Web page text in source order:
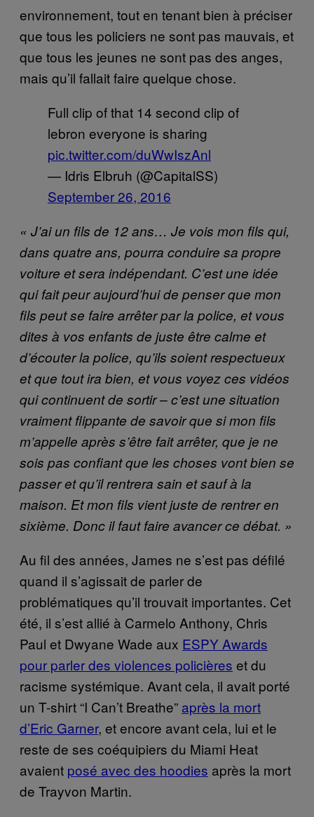
environnement, tout en tenant bien à préciser
que tous les policiers ne sont pas mauvais, et
que tous les jeunes ne sont pas des anges,
mais qu’il fallait faire quelque chose.
Full clip of that 14 second clip of
lebron everyone is sharing
pic.twitter.com/duWwIszAnl
— Idris Elbruh (@CapitalSS)
September 26, 2016
« J’ai un fils de 12 ans… Je vois mon fils qui,
dans quatre ans, pourra conduire sa propre
voiture et sera indépendant. C’est une idée
qui fait peur aujourd’hui de penser que mon
fils peut se faire arrêter par la police, et vous
dites à vos enfants de juste être calme et
d’écouter la police, qu’ils soient respectueux
et que tout ira bien, et vous voyez ces vidéos
qui continuent de sortir – c’est une situation
vraiment flippante de savoir que si mon fils
m’appelle après s’être fait arrêter, que je ne
sois pas confiant que les choses vont bien se
passer et qu’il rentrera sain et sauf à la
maison. Et mon fils vient juste de rentrer en
sixième. Donc il faut faire avancer ce débat. »
Au fil des années, James ne s’est pas défilé
quand il s’agissait de parler de
problématiques qu’il trouvait importantes. Cet
été, il s’est allié à Carmelo Anthony, Chris
Paul et Dwyane Wade aux ESPY Awards
pour parler des violences policières et du
racisme systémique. Avant cela, il avait porté
un T-shirt “I Can’t Breathe” après la mort
d’Eric Garner, et encore avant cela, lui et le
reste de ses coéquipiers du Miami Heat
avaient posé avec des hoodies après la mort
de Trayvon Martin.